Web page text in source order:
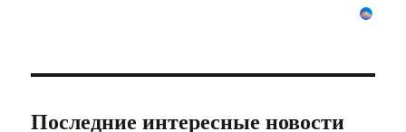
Последние интересные новости